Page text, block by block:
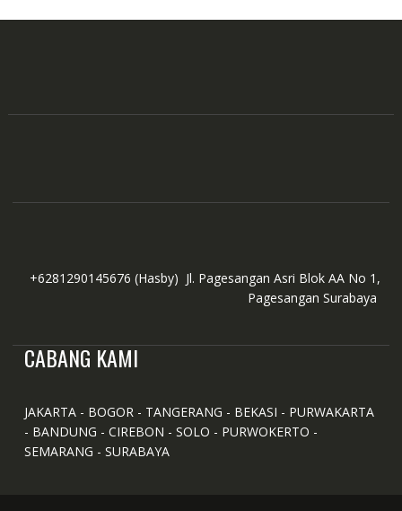
+6281290145676 (Hasby) Jl. Pagesangan Asri Blok AA No 1,
Pagesangan Surabaya
CABANG KAMI
JAKARTA - BOGOR - TANGERANG - BEKASI - PURWAKARTA
- BANDUNG - CIREBON - SOLO - PURWOKERTO -
SEMARANG - SURABAYA